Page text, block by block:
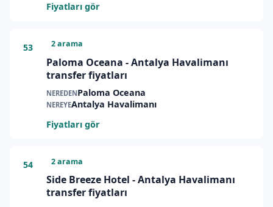
Fiyatları gör
53 2 arama
Paloma Oceana - Antalya Havalimanı
transfer fiyatları
NEREDENPaloma Oceana
NEREYEAntalya Havalimanı
Fiyatları gör
54 2 arama
Side Breeze Hotel - Antalya Havalimanı
transfer fiyatları